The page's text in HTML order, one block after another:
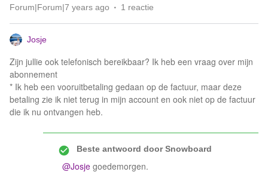
Forum|Forum|7 years ago 1 reactie
Josje
Zijn jullie ook telefonisch bereikbaar? Ik heb een vraag over mijn
abonnement
* Ik heb een vooruitbetaling gedaan op de factuur, maar deze
betaling zie ik niet terug in mijn account en ook niet op de factuur
die ik nu ontvangen heb.
Beste antwoord doorSnowboard
@Josje goedemorgen.